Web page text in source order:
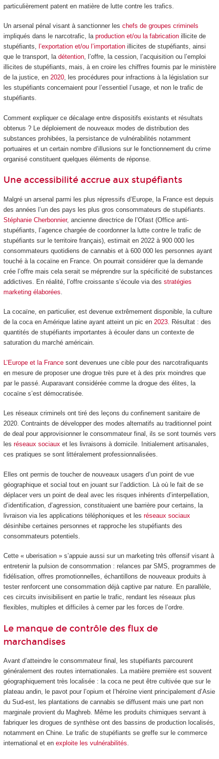
particulièrement patent en matière de lutte contre les trafics.
Un arsenal pénal visant à sanctionner les chefs de groupes criminels
impliqués dans le narcotrafic, la production et/ou la fabricationillicite de
stupéfiants, l’exportation et/ou l’importationillicites de stupéfiants, ainsi
que le transport, la détention, l’offre, la cession, l’acquisition ou l’emploi
illicites de stupéfiants, mais, à en croire les chiffres fournis par le ministère
de la justice, en 2020, les procédures pour infractions à la législation sur
les stupéfiants concernaient pour l’essentiel l’usage, et non le trafic de
stupéfiants.
Comment expliquer ce décalage entre dispositifs existants et résultats
obtenus ? Le déploiement de nouveaux modes de distribution des
substances prohibées, la persistance de vulnérabilités notamment
portuaires et un certain nombre d’illusions sur le fonctionnement du crime
organisé constituent quelques éléments de réponse.
Une accessibilité accrue aux stupéfiants
Malgré un arsenal parmi les plus répressifs d’Europe, la France est depuis
des années l’un des pays les plus gros consommateurs de stupéfiants.
Stéphanie Cherbonnier, ancienne directrice de l’Ofast (Office anti-
stupéfiants, l’agence chargée de coordonner la lutte contre le trafic de
stupéfiants sur le territoire français), estimait en 2022 à 900 000 les
consommateurs quotidiens de cannabis et à 600 000 les personnes ayant
touché à la cocaïne en France. On pourrait considérer que la demande
crée l’offre mais cela serait se méprendre sur la spécificité de substances
addictives. En réalité, l’offre croissante s’écoule via des stratégies
marketing élaborées
La cocaïne, en particulier, est devenue extrêmement disponible, la culture
de la coca en Amérique latine ayant atteint un pic en 2023. Résultat : des
quantités de stupéfiants importantes à écouler dans un contexte de
saturation du marché américain.
L’Europe et la Francesont devenues une cible pour des narcotrafiquants
en mesure de proposer une drogue très pure et à des prix moindres que
par le passé. Auparavant considérée comme la drogue des élites, la
cocaïne s’est démocratisée.
Les réseaux criminels ont tiré des leçons du confinement sanitaire de
2020. Contraints de développer des modes alternatifs au traditionnel point
de deal pour approvisionner le consommateur final, ils se sont tournés vers
les réseaux sociauxet les livraisons à domicile. Initialement artisanales,
ces pratiques se sont littéralement professionnalisées.
Elles ont permis de toucher de nouveaux usagers d’un point de vue
géographique et social tout en jouant sur l’addiction. Là où le fait de se
déplacer vers un point de deal avec les risques inhérents d’interpellation,
d’identification, d’agression, constituaient une barrière pour certains, la
livraison via les applications téléphoniques et les réseaux sociaux
désinhibe certaines personnes et rapproche les stupéfiants des
consommateurs potentiels.
Cette « uberisation » s’appuie aussi sur un marketing très offensif visant à
entretenir la pulsion de consommation : relances par SMS, programmes de
fidélisation, offres promotionnelles, échantillons de nouveaux produits à
tester renforcent une consommation déjà captive par nature. En parallèle,
ces circuits invisibilisent en partie le trafic, rendant les réseaux plus
flexibles, multiples et difficiles à cerner par les forces de l’ordre.
Le manque de contrôle des flux de
marchandises
Avant d’atteindre le consommateur final, les stupéfiants parcourent
généralement des routes internationales. La matière première est souvent
géographiquement très localisée : la coca ne peut être cultivée que sur le
plateau andin, le pavot pour l’opium et l’héroïne vient principalement d’Asie
du Sud-est, les plantations de cannabis se diffusent mais une part non
marginale provient du Maghreb. Même les produits chimiques servant à
fabriquer les drogues de synthèse ont des bassins de production localisés,
notamment en Chine. Le trafic de stupéfiants se greffe sur le commerce
international et en exploite les vulnérabilités